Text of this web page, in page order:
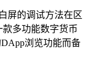
屏的调试方法在区
多功能数字货币
浏览功能而备